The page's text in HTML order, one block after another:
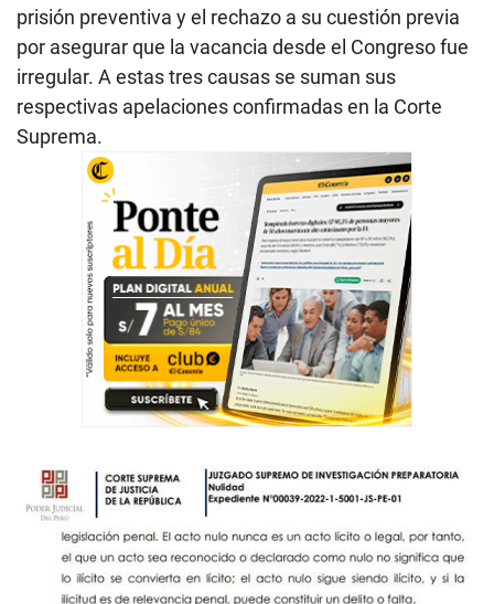
prisión preventiva y el rechazo a su cuestión previa
por asegurar que la vacancia desde el Congreso fue
irregular. A estas tres causas se suman sus
respectivas apelaciones confirmadas en la Corte
Suprema.